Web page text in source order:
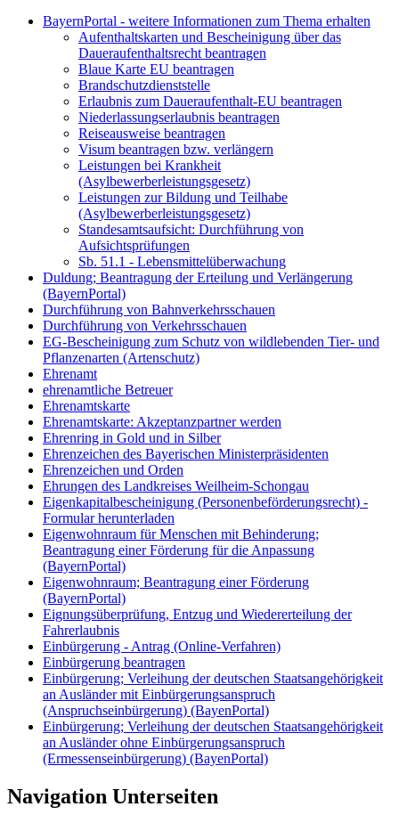
BayernPortal - weitere Informationen zum Thema erhalten
Aufenthaltskarten und Bescheinigung über das
Daueraufenthaltsrecht beantragen
Blaue Karte EU beantragen
Brandschutzdienststelle
Erlaubnis zum Daueraufenthalt-EU beantragen
Niederlassungserlaubnis beantragen
Reiseausweise beantragen
Visum beantragen bzw. verlängern
Leistungen bei Krankheit
(Asylbewerberleistungsgesetz)
Leistungen zur Bildung und Teilhabe
(Asylbewerberleistungsgesetz)
Standesamtsaufsicht: Durchführung von
Aufsichtsprüfungen
Sb. 51.1 - Lebensmittelüberwachung
Duldung; Beantragung der Erteilung und Verlängerung
(BayernPortal)
Durchführung von Bahnverkehrsschauen
Durchführung von Verkehrsschauen
EG-Bescheinigung zum Schutz von wildlebenden Tier- und
Pflanzenarten (Artenschutz)
Ehrenamt
ehrenamtliche Betreuer
Ehrenamtskarte
Ehrenamtskarte: Akzeptanzpartner werden
Ehrenring in Gold und in Silber
Ehrenzeichen des Bayerischen Ministerpräsidenten
Ehrenzeichen und Orden
Ehrungen des Landkreises Weilheim-Schongau
Eigenkapitalbescheinigung (Personenbeförderungsrecht) -
Formular herunterladen
Eigenwohnraum für Menschen mit Behinderung;
Beantragung einer Förderung für die Anpassung
(BayernPortal)
Eigenwohnraum; Beantragung einer Förderung
(BayernPortal)
Eignungsüberprüfung, Entzug und Wiedererteilung der
Fahrerlaubnis
Einbürgerung - Antrag (Online-Verfahren)
Einbürgerung beantragen
Einbürgerung; Verleihung der deutschen Staatsangehörigkeit
an Ausländer mit Einbürgerungsanspruch
(Anspruchseinbürgerung) (BayenPortal)
Einbürgerung; Verleihung der deutschen Staatsangehörigkeit
an Ausländer ohne Einbürgerungsanspruch
(Ermessenseinbürgerung) (BayenPortal)
Navigation Unterseiten